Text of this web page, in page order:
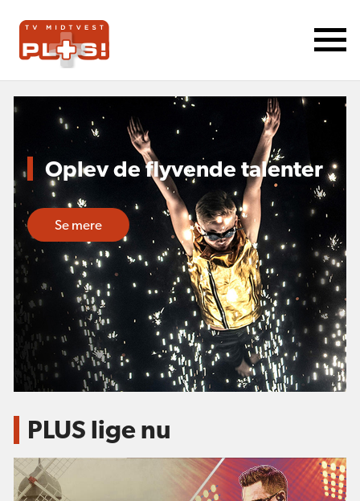
Oplev de flyvende talenter
Se mere
PLUS lige nu